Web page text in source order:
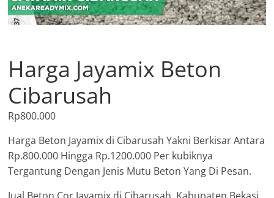
Harga Jayamix Beton
Cibarusah
Rp800.000
Harga Beton Jayamix di Cibarusah Yakni Berkisar Antara
Rp.800.000 Hingga Rp.1200.000 Per kubiknya
Tergantung Dengan Jenis Mutu Beton Yang Di Pesan.